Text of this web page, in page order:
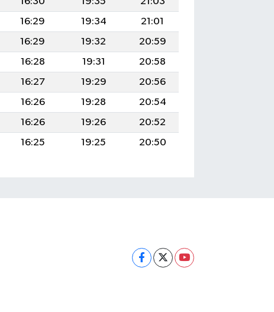
16:29 19:34
21:01
16:29 19:32
20:59
16:28 19:31
20:58
16:27 19:29
20:56
16:26 19:28
20:54
16:26 19:26
20:52
16:25 19:25 20:50